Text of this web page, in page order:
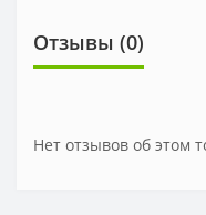
Отзывы (0)
Нет отзывов об этом